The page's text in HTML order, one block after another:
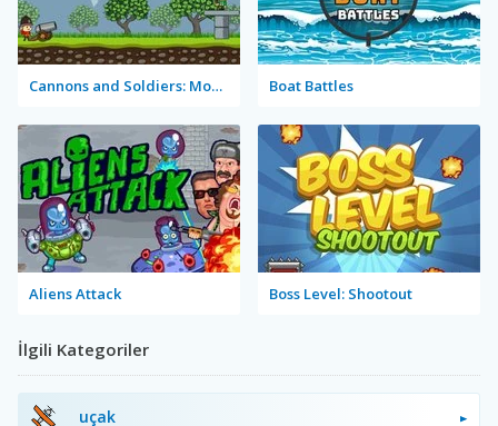
Cannons and Soldiers: Mountain Offense Boat Battles
Aliens Attack Boss Level: Shootout
İlgili Kategoriler
uçak